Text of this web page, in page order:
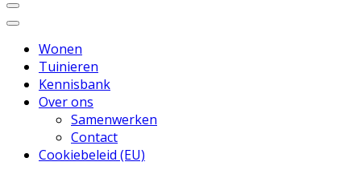
Wonen
Tuinieren
Kennisbank
Over ons
Samenwerken
Contact
Cookiebeleid (EU)